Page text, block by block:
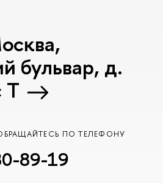
бульвар, д.
T
ПО ТЕЛЕФОНУ
89-19